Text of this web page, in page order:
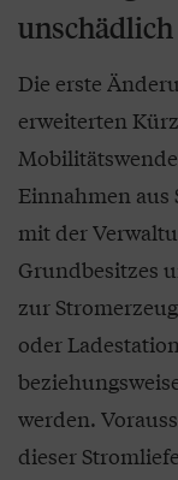
unschädlich
Die erste
erweiterten
Einnahmen
mit der
Grundbesitzes
zur
oder
werden.
dieser